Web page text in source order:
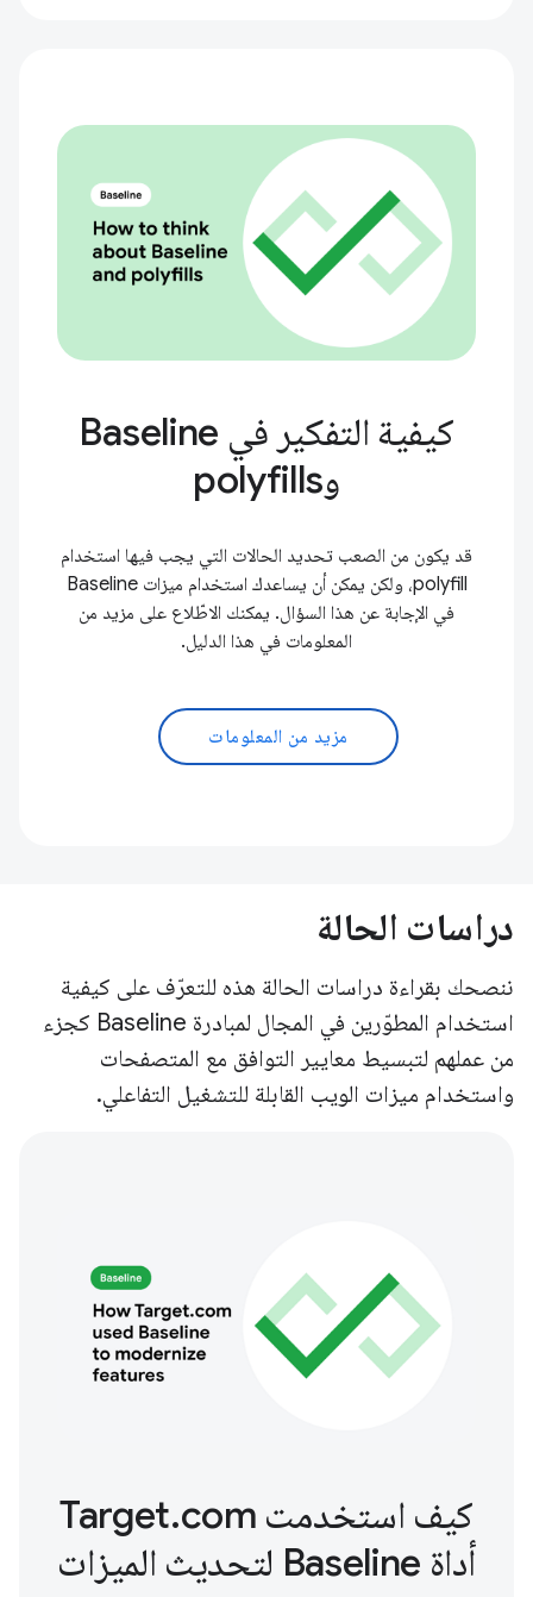
كيفية التفكير في Baseline
وpolyfills
قد يكون من الصعب تحديد الحالات التي يجب فيها استخدام
polyfill، ولكن يمكن أن يساعدك استخدام ميزات Baseline
في الإجابة عن هذا السؤال. يمكنك الاطّلاع على مزيد من
المعلومات في هذا الدليل.
مزيد من المعلومات
دراسات الحالة
ننصحك بقراءة دراسات الحالة هذه للتعرّف على كيفية
استخدام المطوّرين في المجال لمبادرة Baseline كجزء
من عملهم لتبسيط معايير التوافق مع المتصفحات
واستخدام ميزات الويب القابلة للتشغيل التفاعلي.
كيف استخدمت Target.com
أداة Baseline لتحديث الميزات